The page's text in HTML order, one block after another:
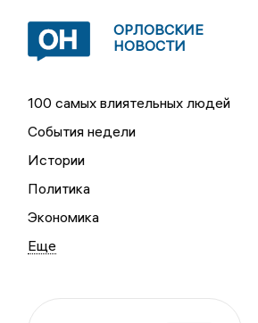
ОРЛОВСКИЕ
НОВОСТИ
100 самых влиятельных людей
События недели
Истории
Политика
Экономика